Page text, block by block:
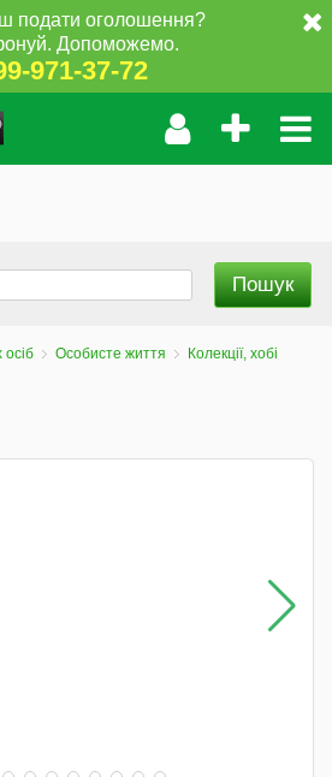
подати оголошення?
Допоможемо.
971-37-72
Особисте життя Колекції, хобі